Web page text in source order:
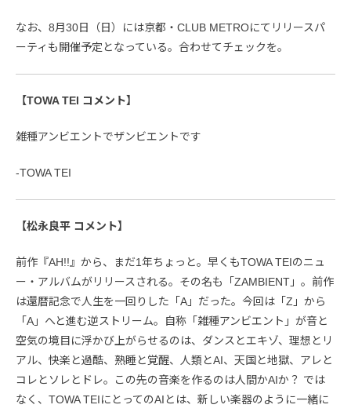
なお、8月30日（日）には京都・CLUB METROにてリリースパ
ーティも開催予定となっている。合わせてチェックを。
【TOWA TEI コメント】
雑種アンビエントでザンビエントです
-TOWA TEI
【松永良平 コメント】
前作『AH!!』から、まだ1年ちょっと。早くもTOWA TEIのニュ
ー・アルバムがリリースされる。その名も「ZAMBIENT」。前作
は還暦記念で人生を一回りした「A」だった。今回は「Z」から
「A」へと進む逆ストリーム。自称「雑種アンビエント」が音と
空気の境目に浮かび上がらせるのは、ダンスとエキゾ、理想とリ
アル、快楽と過酷、熟睡と覚醒、人類とAI、天国と地獄、アレと
コレとソレとドレ。この先の音楽を作るのは人間かAIか？ では
なく、TOWA TEIにとってのAIとは、新しい楽器のように一緒に